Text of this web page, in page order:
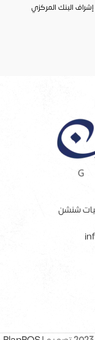
البنك المركزي
شنشن